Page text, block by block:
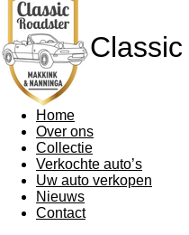
Home
Over ons
Collectie
Verkochte auto’s
Uw auto verkopen
Nieuws
Contact